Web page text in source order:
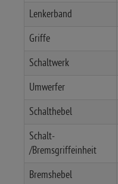
Lenkerband
Griffe
Schaltwerk
Umwerfer
Schalthebel
Schalt-
/Bremsgriffeinheit
Bremshebel